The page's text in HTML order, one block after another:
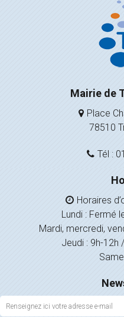
Mairie de
Place
78510
Tél :
Horaires
Lundi : Fermé
Mardi, mercredi,
Jeudi : 9h-12h
Inscription